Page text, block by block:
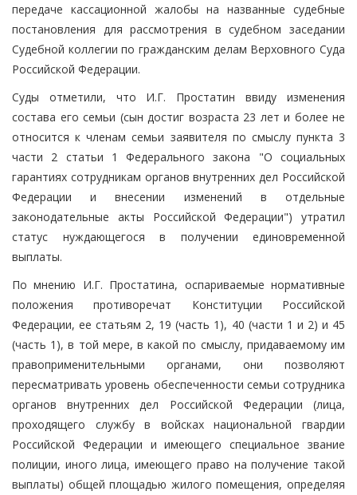
передаче кассационной жалобы на названные судебные
постановления для рассмотрения в судебном заседании
Судебной коллегии по гражданским делам Верховного Суда
Российской Федерации.
Суды отметили, что И.Г. Простатин ввиду изменения
состава его семьи (сын достиг возраста 23 лет и более не
относится к членам семьи заявителя по смыслу пункта 3
части 2 статьи 1 Федерального закона "О социальных
гарантиях сотрудникам органов внутренних дел Российской
Федерации и внесении изменений в отдельные
законодательные акты Российской Федерации") утратил
статус нуждающегося в получении единовременной
выплаты.
По мнению И.Г. Простатина, оспариваемые нормативные
положения противоречат Конституции Российской
Федерации, ее статьям 2, 19 (часть 1), 40 (части 1 и 2) и 45
(часть 1), в той мере, в какой по смыслу, придаваемому им
правоприменительными органами, они позволяют
пересматривать уровень обеспеченности семьи сотрудника
органов внутренних дел Российской Федерации (лица,
проходящего службу в войсках национальной гвардии
Российской Федерации и имеющего специальное звание
полиции, иного лица, имеющего право на получение такой
выплаты) общей площадью жилого помещения, определяя